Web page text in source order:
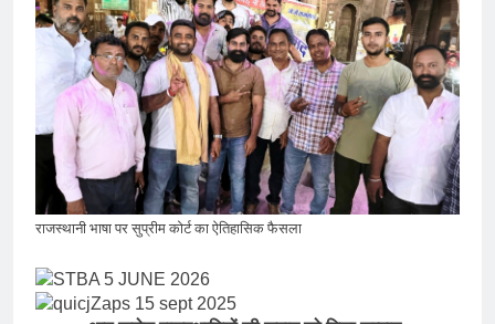
राजस्थानी भाषा पर सुप्रीम कोर्ट का ऐतिहासिक फैसला